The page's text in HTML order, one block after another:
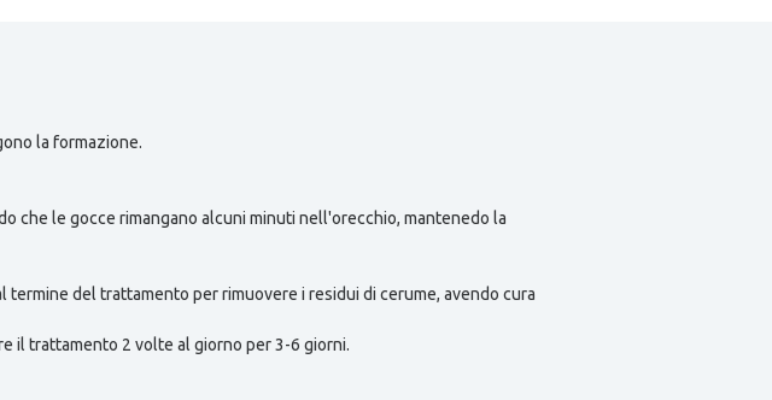
la formazione.
che le gocce rimangano alcuni minuti nell'orecchio, mantenedo la
del trattamento per rimuovere i residui di cerume, avendo cura
il trattamento 2 volte al giorno per 3-6 giorni.